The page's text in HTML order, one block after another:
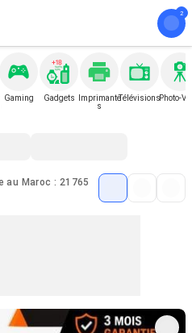
Gaming Gadgets
Imprimante
s
TélévisionsPhoto-